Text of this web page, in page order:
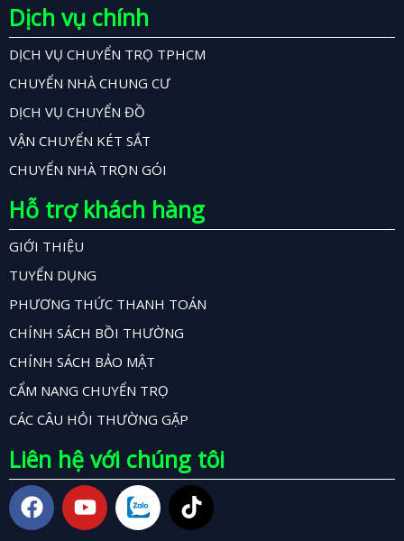
Dịch vụ chính
DỊCH VỤ CHUYỂN TRỌ TPHCM
CHUYỂN NHÀ CHUNG CƯ
DỊCH VỤ CHUYỂN ĐỒ
VẬN CHUYỂN KÉT SẮT
CHUYỂN NHÀ TRỌN GÓI
Hỗ trợ khách hàng
GIỚI THIỆU
TUYỂN DỤNG
PHƯƠNG THỨC THANH TOÁN
CHÍNH SÁCH BỒI THƯỜNG
CHÍNH SÁCH BẢO MẬT
CẨM NANG CHUYỂN TRỌ
CÁC CÂU HỎI THƯỜNG GẶP
Liên hệ với chúng tôi
F
a
Y
o
T
i